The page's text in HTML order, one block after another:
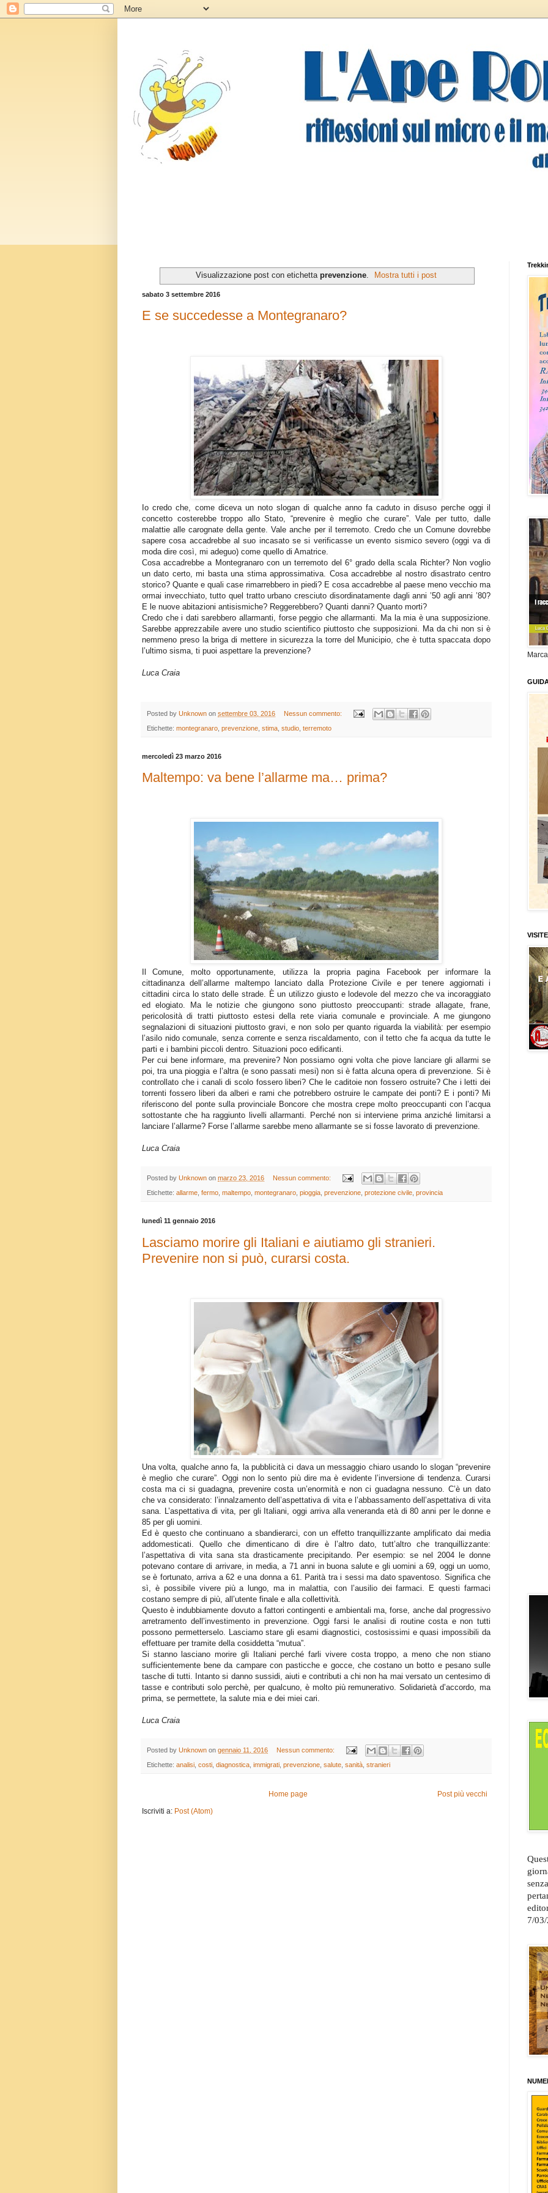
Visualizzazione post con etichetta prevenzione. Mostra tutti i post
sabato 3 settembre 2016
E se succedesse a Montegranaro?
Io credo che, come diceva un noto slogan di qualche anno fa caduto in disuso perche oggi il
concetto costerebbe troppo allo Stato, “prevenire è meglio che curare”. Vale per tutto, dalle
malattie alle carognate della gente. Vale anche per il terremoto. Credo che un Comune dovrebbe
sapere cosa accadrebbe al suo incasato se si verificasse un evento sismico severo (oggi va di
moda dire così, mi adeguo) come quello di Amatrice.
Cosa accadrebbe a Montegranaro con un terremoto del 6° grado della scala Richter? Non voglio
un dato certo, mi basta una stima approssimativa. Cosa accadrebbe al nostro disastrato centro
storico? Quante e quali case rimarrebbero in piedi? E cosa accadrebbe al paese meno vecchio ma
ormai invecchiato, tutto quel tratto urbano cresciuto disordinatamente dagli anni ’50 agli anni ’80?
E le nuove abitazioni antisismiche? Reggerebbero? Quanti danni? Quanto morti?
Credo che i dati sarebbero allarmanti, forse peggio che allarmanti. Ma la mia è una supposizione.
Sarebbe apprezzabile avere uno studio scientifico piuttosto che supposizioni. Ma da chi non si è
nemmeno preso la briga di mettere in sicurezza la torre del Municipio, che è tutta spaccata dopo
l’ultimo sisma, ti puoi aspettare la prevenzione?
Luca Craia
Posted by Unknown on settembre 03, 2016 Nessun commento:
Etichette: montegranaro prevenzione stima studio terremoto
mercoledì 23 marzo 2016
Maltempo: va bene l’allarme ma… prima?
Il Comune, molto opportunamente, utilizza la propria pagina Facebook per informare la
cittadinanza dell’allarme maltempo lanciato dalla Protezione Civile e per tenere aggiornati i
cittadini circa lo stato delle strade. È un utilizzo giusto e lodevole del mezzo che va incoraggiato
ed elogiato. Ma le notizie che giungono sono piuttosto preoccupanti: strade allagate, frane,
pericolosità di tratti piuttosto estesi della rete viaria comunale e provinciale. A me giungono
segnalazioni di situazioni piuttosto gravi, e non solo per quanto riguarda la viabilità: per esempio
l’asilo nido comunale, senza corrente e senza riscaldamento, con il tetto che fa acqua da tutte le
parti e i bambini piccoli dentro. Situazioni poco edificanti.
Per cui bene informare, ma prevenire? Non possiamo ogni volta che piove lanciare gli allarmi se
poi, tra una pioggia e l’altra (e sono passati mesi) non si è fatta alcuna opera di prevenzione. Si è
controllato che i canali di scolo fossero liberi? Che le caditoie non fossero ostruite? Che i letti dei
torrenti fossero liberi da alberi e rami che potrebbero ostruire le campate dei ponti? E i ponti? Mi
riferiscono del ponte sulla provinciale Boncore che mostra crepe molto preoccupanti con l’acqua
sottostante che ha raggiunto livelli allarmanti. Perché non si interviene prima anziché limitarsi a
lanciare l’allarme? Forse l’allarme sarebbe meno allarmante se si fosse lavorato di prevenzione.
Luca Craia
Posted by Unknown on marzo 23, 2016 Nessun commento:
Etichette: allarme fermo maltempo montegranaro pioggia prevenzione protezione civile provincia
lunedì 11 gennaio 2016
Lasciamo morire gli Italiani e aiutiamo gli stranieri.
Prevenire non si può, curarsi costa.
Una volta, qualche anno fa, la pubblicità ci dava un messaggio chiaro usando lo slogan “prevenire
è meglio che curare”. Oggi non lo sento più dire ma è evidente l’inversione di tendenza. Curarsi
costa ma ci si guadagna, prevenire costa un’enormità e non ci guadagna nessuno. C’è un dato
che va considerato: l’innalzamento dell’aspettativa di vita e l’abbassamento dell’aspettativa di vita
sana. L’aspettativa di vita, per gli Italiani, oggi arriva alla veneranda età di 80 anni per le donne e
85 per gli uomini.
Ed è questo che continuano a sbandierarci, con un effetto tranquillizzante amplificato dai media
addomesticati. Quello che dimenticano di dire è l’altro dato, tutt’altro che tranquillizzante:
l’aspettativa di vita sana sta drasticamente precipitando. Per esempio: se nel 2004 le donne
potevano contare di arrivare, in media, a 71 anni in buona salute e gli uomini a 69, oggi un uomo,
se è fortunato, arriva a 62 e una donna a 61. Parità tra i sessi ma dato spaventoso. Significa che
sì, è possibile vivere più a lungo, ma in malattia, con l’ausilio dei farmaci. E questi farmaci
costano sempre di più, all’utente finale e alla collettività.
Questo è indubbiamente dovuto a fattori contingenti e ambientali ma, forse, anche dal progressivo
arretramento dell’investimento in prevenzione. Oggi farsi le analisi di routine costa e non tutti
possono permetterselo. Lasciamo stare gli esami diagnostici, costosissimi e quasi impossibili da
effettuare per tramite della cosiddetta “mutua”.
Si stanno lasciano morire gli Italiani perché farli vivere costa troppo, a meno che non stiano
sufficientemente bene da campare con pasticche e gocce, che costano un botto e pesano sulle
tasche di tutti. Intanto si danno sussidi, aiuti e contributi a chi non ha mai versato un centesimo di
tasse e contributi solo perchè, per qualcuno, è molto più remunerativo. Solidarietà d’accordo, ma
prima, se permettete, la salute mia e dei miei cari.
Luca Craia
Posted by Unknown on gennaio 11, 2016 Nessun commento:
Etichette: analisi costi diagnostica immigrati prevenzione salute sanità stranieri
Post più vecchi
Home page
Iscriviti a: Post (Atom)
Marca
VISITE
7/